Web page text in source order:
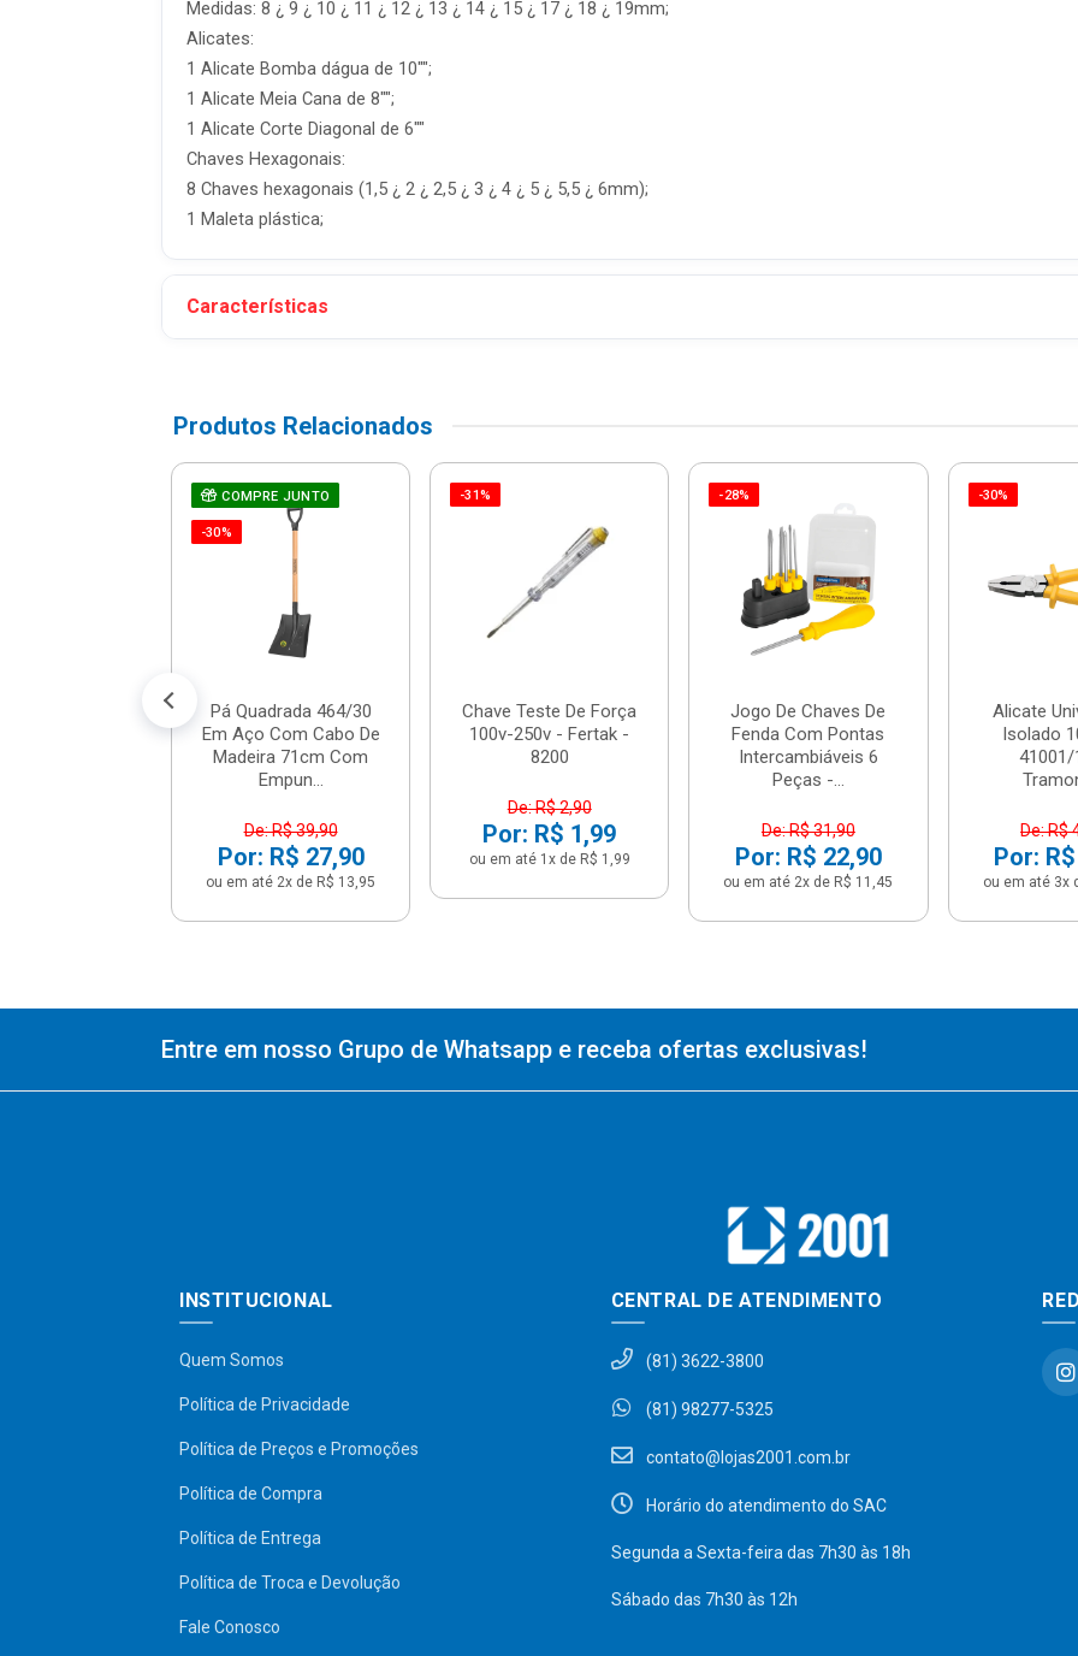
Medidas: 8 ¿ 9 ¿ 10 ¿ 11 ¿ 12 ¿ 13 ¿ 14 ¿ 15 ¿ 17 ¿ 18 ¿ 19mm;
Alicates:
1 Alicate Bomba dágua de 10"";
1 Alicate Meia Cana de 8"";
1 Alicate Corte Diagonal de 6""
Chaves Hexagonais:
8 Chaves hexagonais (1,5 ¿ 2 ¿ 2,5 ¿ 3 ¿ 4 ¿ 5 ¿ 5,5 ¿ 6mm);
1 Maleta plástica;
Características
Produtos Relacionados
COMPRE JUNTO
-30%
Pá Quadrada 464/30
Em Aço Com Cabo De
Madeira 71cm Com
Empun...
De: R$ 39,90
Por: R$ 27,90
ou em até 2x de R$ 13,95
-31%
Chave Teste De Força
100v-250v - Fertak -
8200
De: R$ 2,90
Por: R$ 1,99
ou em até 1x de R$ 1,99
-28%
Jogo De Chaves De
Fenda Com Pontas
Intercambiáveis 6
Peças -...
De: R$ 31,90
Por: R$ 22,90
ou em até 2x de R$ 11,45
-30%
Alicate
Isolado
41001/
De: R$
Por:
ou em até 3x
Entre em nosso Grupo de Whatsapp e receba ofertas exclusivas!
INSTITUCIONAL
Quem Somos
Política de Privacidade
Política de Preços e Promoções
Política de Compra
Política de Entrega
Política de Troca e Devolução
Fale Conosco
CENTRAL DE ATENDIMENTO
(81) 3622-3800
(81) 98277-5325
contato@lojas2001.com.br
Horário do atendimento do SAC
Segunda a Sexta-feira das 7h30 às 18h
Sábado das 7h30 às 12h